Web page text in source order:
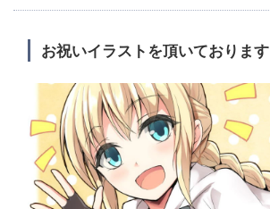
お祝いイラストを頂いております